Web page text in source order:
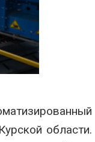
области.
потребовал
вложения в
природы на фоне
ущерба от пожаров
из старых шин
и почти